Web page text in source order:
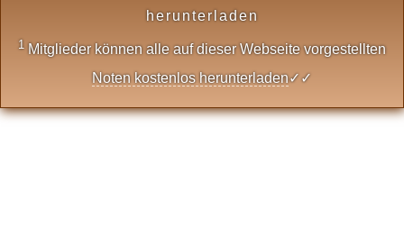
herunterladen
1 Mitglieder können alle auf dieser Webseite vorgestellten
Noten kostenlos herunterladen✓✓